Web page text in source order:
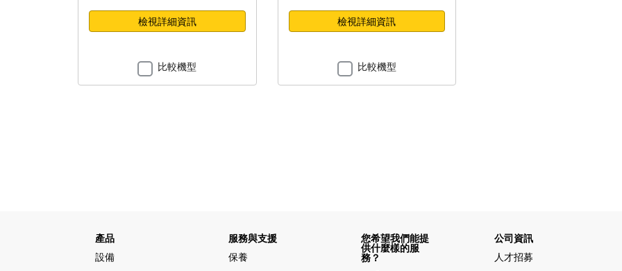
檢視詳細資訊
比較機型
檢視詳細資訊
比較機型
產品
設備
服務與支援
保養
您希望我們能提
供什麼樣的服
務？
公司資訊
人才招募